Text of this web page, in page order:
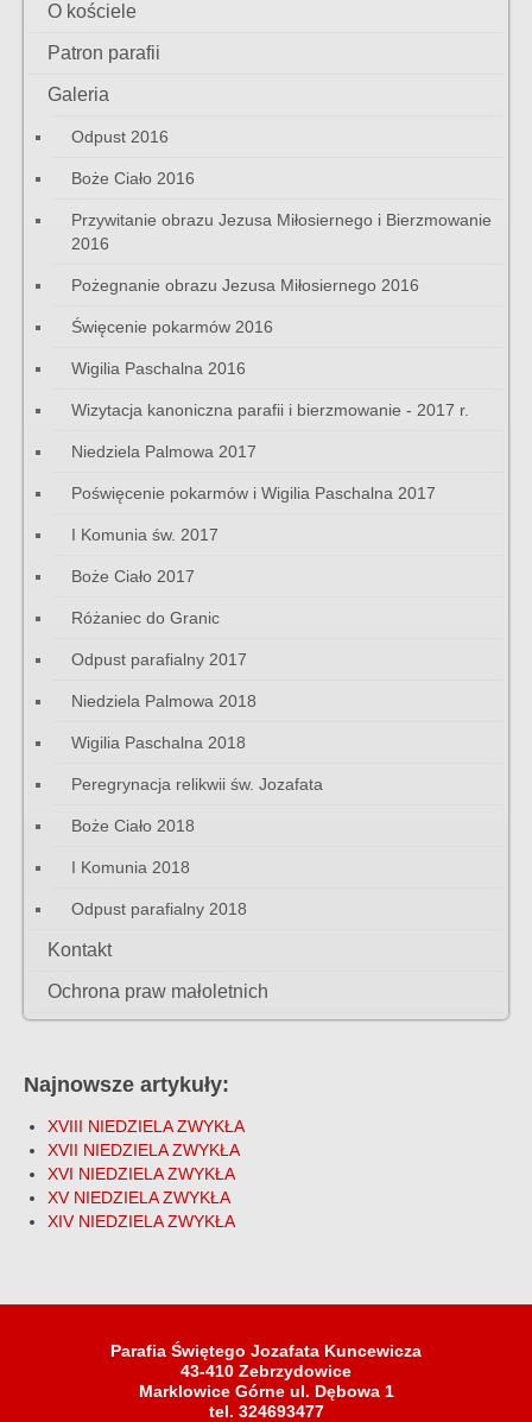
O kościele
Patron parafii
Galeria
Odpust 2016
Boże Ciało 2016
Przywitanie obrazu Jezusa Miłosiernego i Bierzmowanie
2016
Pożegnanie obrazu Jezusa Miłosiernego 2016
Święcenie pokarmów 2016
Wigilia Paschalna 2016
Wizytacja kanoniczna parafii i bierzmowanie - 2017 r.
Niedziela Palmowa 2017
Poświęcenie pokarmów i Wigilia Paschalna 2017
I Komunia św. 2017
Boże Ciało 2017
Różaniec do Granic
Odpust parafialny 2017
Niedziela Palmowa 2018
Wigilia Paschalna 2018
Peregrynacja relikwii św. Jozafata
Boże Ciało 2018
I Komunia 2018
Odpust parafialny 2018
Kontakt
Ochrona praw małoletnich
Najnowsze artykuły:
XVIII NIEDZIELA ZWYKŁA
XVII NIEDZIELA ZWYKŁA
XVI NIEDZIELA ZWYKŁA
XV NIEDZIELA ZWYKŁA
XIV NIEDZIELA ZWYKŁA
Parafia Świętego Jozafata Kuncewicza
43-410 Zebrzydowice
Marklowice Górne ul. Dębowa 1
tel. 324693477